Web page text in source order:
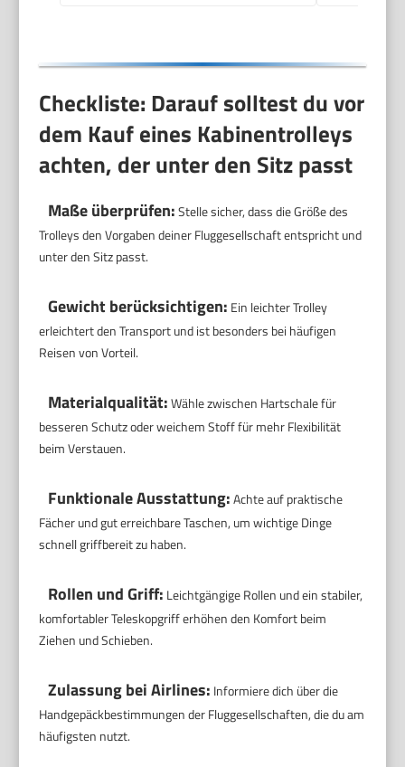
Checkliste: Darauf solltest du vor
dem Kauf eines Kabinentrolleys
achten, der unter den Sitz passt
Maße überprüfen:Stelle sicher, dass die Größe des
Trolleys den Vorgaben deiner Fluggesellschaft entspricht und
unter den Sitz passt.
Gewicht berücksichtigen: Ein leichter Trolley
erleichtert den Transport und ist besonders bei häufigen
Reisen von Vorteil.
Materialqualität:Wähle zwischen Hartschale für
besseren Schutz oder weichem Stoff für mehr Flexibilität
beim Verstauen.
Funktionale Ausstattung:Achte auf praktische
Fächer und gut erreichbare Taschen, um wichtige Dinge
schnell griffbereit zu haben.
Rollen und Griff: Leichtgängige Rollen und ein stabiler,
komfortabler Teleskopgriff erhöhen den Komfort beim
Ziehen und Schieben.
Zulassung bei Airlines: Informiere dich über die
Handgepäckbestimmungen der Fluggesellschaften, die du am
häufigsten nutzt.